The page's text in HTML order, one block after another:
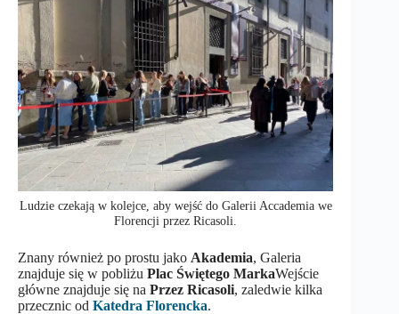
Ludzie czekają w kolejce, aby wejść do Galerii Accademia we
Florencji przez Ricasoli.
Znany również po prostu jako Akademia, Galeria
znajduje się w pobliżu Plac Świętego MarkaWejście
główne znajduje się na Przez Ricasoli, zaledwie kilka
przecznic od Katedra Florencka.